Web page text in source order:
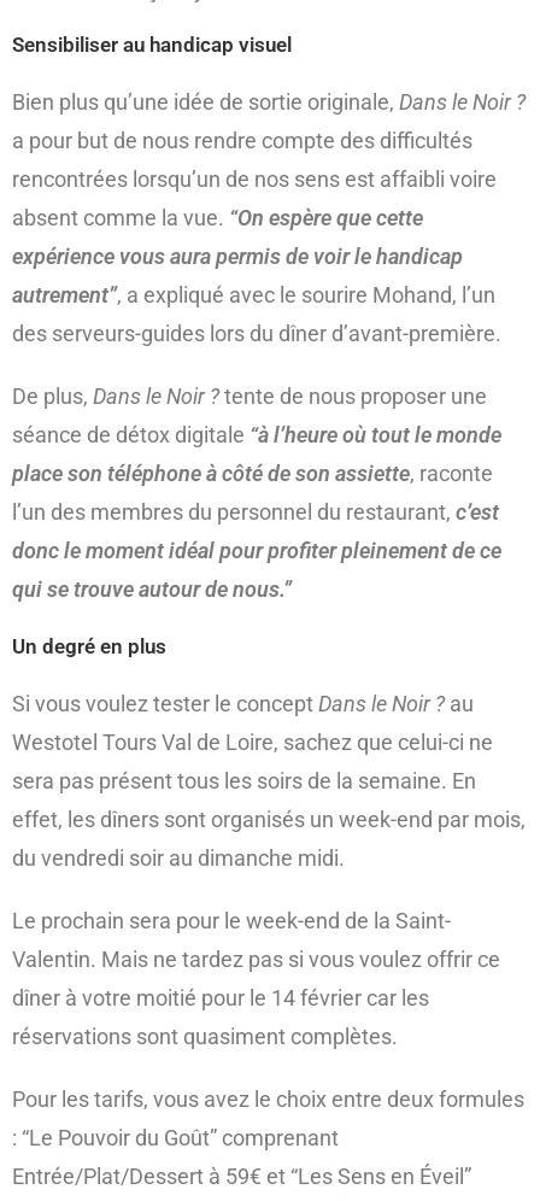
Sensibiliser au handicap visuel
Bien plus qu’une idée de sortie originale, Dans le Noir ?
a pour but de nous rendre compte des difficultés
rencontrées lorsqu’un de nos sens est affaibli voire
absent comme la vue. “On espère que cette
expérience vous aura permis de voir le handicap
autrement”, a expliqué avec le sourire Mohand, l’un
des serveurs-guides lors du dîner d’avant-première.
De plus, Dans le Noir ?tente de nous proposer une
séance de détox digitale “à l’heure où tout le monde
place son téléphone à côté de son assiette, raconte
l’un des membres du personnel du restaurant, c’est
donc le moment idéal pour profiter pleinement de ce
qui se trouve autour de nous.”
Un degré en plus
Si vous voulez tester le conceptDans le Noir ?au
Westotel Tours Val de Loire, sachez que celui-ci ne
sera pas présent tous les soirs de la semaine. En
effet, les dîners sont organisés un week-end par mois,
du vendredi soir au dimanche midi.
Le prochain sera pour le week-end de la Saint-
Valentin. Mais ne tardez pas si vous voulez offrir ce
dîner à votre moitié pour le 14 février car les
réservations sont quasiment complètes.
Pour les tarifs, vous avez le choix entre deux formules
: “Le Pouvoir du Goût” comprenant
Entrée/Plat/Dessert à 59€ et “Les Sens en Éveil”